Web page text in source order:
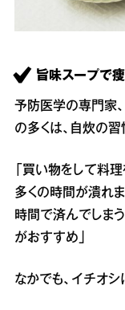
旨味スープで
予防医学の専門家
の多くは、自炊の習
「買い物をして料
多くの時間が潰れ
時間で済んでしま
がおすすめ」
なかでも、イチオ